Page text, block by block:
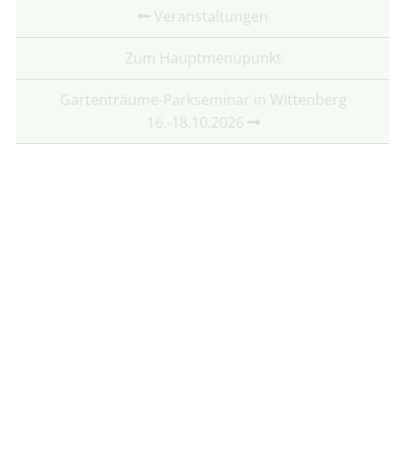
Veranstaltungen
Zum Hauptmenüpunkt
Gartenträume-Parkseminar in Wittenberg
16.-18.10.2026